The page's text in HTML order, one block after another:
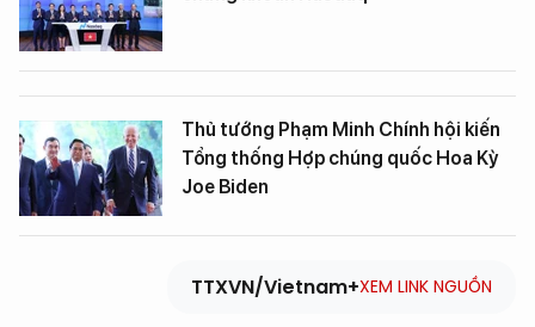
Thủ tướng Phạm Minh Chính hội kiến
Tổng thống Hợp chúng quốc Hoa Kỳ
Joe Biden
TTXVN/Vietnam+XEM LINK NGUỒN